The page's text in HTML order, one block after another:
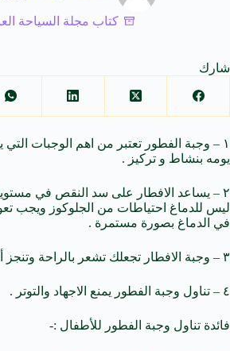
كتاب مجلة السياحة
شارك
١ – وجبة الفطور تعتبر من اهم الوجبات التي
يومه بنشاط و تركيز .
٢ – يساعد الافطار على سد النقص في
ليس للدماغ احتياطات من الجلوكوز ويجب
في الدماغ بصورة مستمرة .
٣ – وجبة الافطار تجعلك تشعر بالراحة وتنجز أفضل خلال اليوم .
٤ – تناول وجبة الفطور يمنع الاجهاد والتوتر .
فائدة تناول وجبة الفطور للأطفال :-